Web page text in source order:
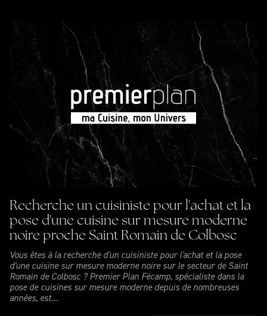
Recherche un cuisiniste pour l'achat et la
pose d'une cuisine sur mesure moderne
noire proche Saint Romain de Colbosc
Vous êtes à la recherche d'un cuisiniste pour l'achat et la pose
d'une cuisine sur mesure moderne noire sur le secteur de Saint
Romain de Colbosc ? Premier Plan Fécamp, spécialiste dans la
pose de cuisines sur mesure moderne depuis de nombreuses
années, est...